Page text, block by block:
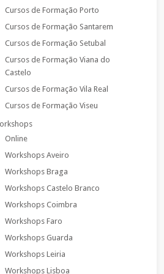
Cursos de Formação Porto
Cursos de Formação Santarem
Cursos de Formação Setubal
Cursos de Formação Viana do
Castelo
Cursos de Formação Vila Real
Cursos de Formação Viseu
Online
Workshops Aveiro
Workshops Braga
Workshops Castelo Branco
Workshops Coimbra
Workshops Faro
Workshops Guarda
Workshops Leiria
Workshops Lisboa